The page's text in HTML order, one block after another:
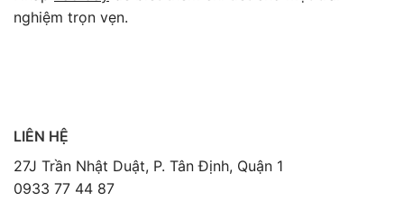
nghiệm trọn vẹn.
LIÊN HỆ
27J Trần Nhật Duật, P. Tân Định, Quận 1
0933 77 44 87